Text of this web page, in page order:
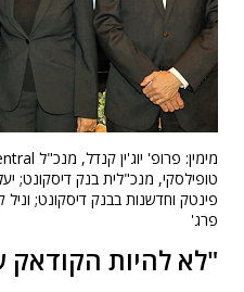
טופילסקי, מנכ"לית בנק דיסקונט;
פינטק וחדשנות בבנק דיסקונט; וניל
פרג'
"לא להיות